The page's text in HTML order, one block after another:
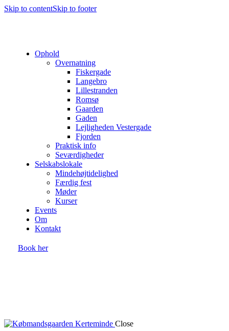
Skip to contentSkip to footer
Ophold
Overnatning
Fiskergade
Langebro
Lillestranden
Romsø
Gaarden
Gaden
Lejligheden Vestergade
Fjorden
Praktisk info
Seværdigheder
Selskabslokale
Mindehøjtidelighed
Færdig fest
Møder
Kurser
Events
Om
Kontakt
Book her
Close